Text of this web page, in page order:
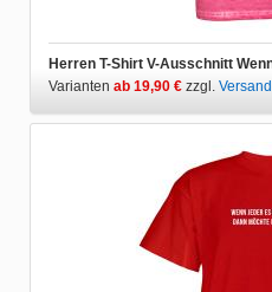
Varianten ab 19,90 € zzgl. Versand